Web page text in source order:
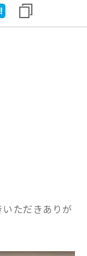
ただきありが